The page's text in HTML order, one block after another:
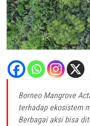
Borneo Mangrove
terhadap ekosistem
Berbagai aksi bisa